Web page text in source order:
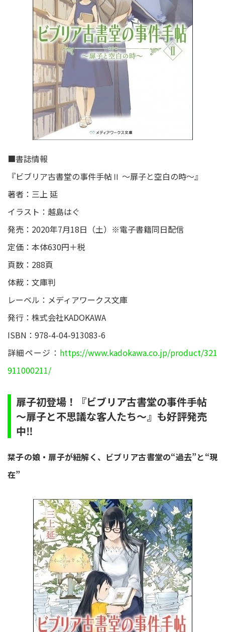
■書誌情報
『ビブリア古書堂の事件手帖Ⅱ ～扉子と空白の時～』
著者：三上 延
イラスト：越島はぐ
発売：2020年7月18日（土）※電子書籍同日配信
定価：本体630円＋税
頁数：288頁
体裁：文庫判
レーベル：メディアワークス文庫
発行：株式会社KADOKAWA
ISBN：978-4-04-913083-6
詳細ページ： https://www.kadokawa.co.jp/product/321
911000211/
扉子初登場！『ビブリア古書堂の事件手帖
～扉子と不思議な客人たち～』も好評発売
中‼
栞子の娘・扉子が紐解く、ビブリア古書堂の“過去”と“現
在”